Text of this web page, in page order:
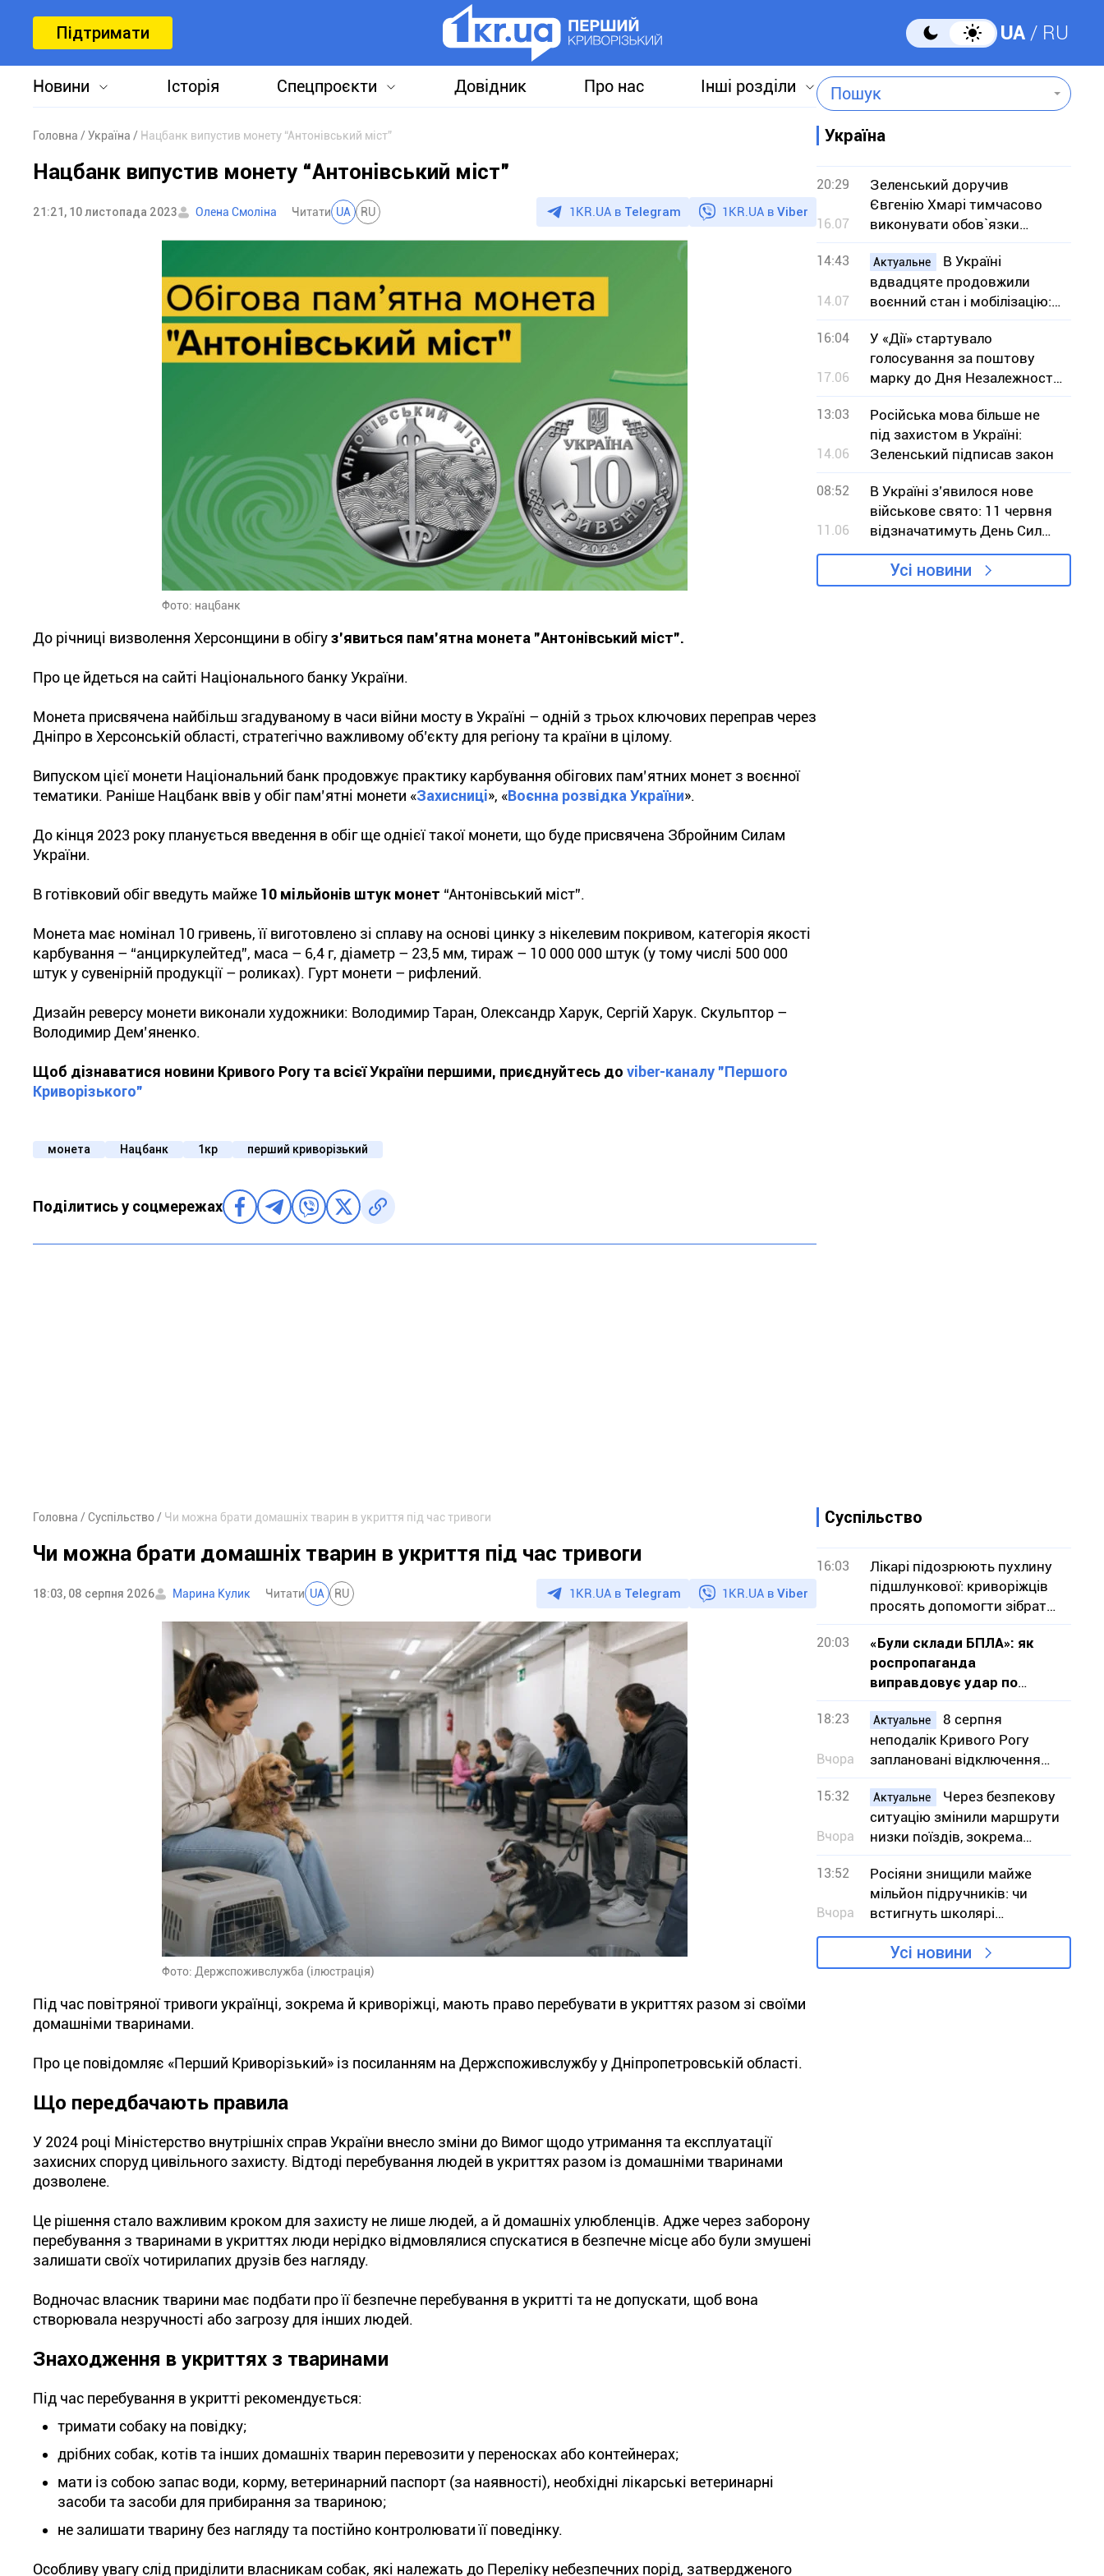
Підтримати UA RU
Новини Історія Спецпроєкти Довідник Про нас Інші розділи Пошук
Головна Україна Нацбанк випустив монету “Антонівський міст”
Нацбанк випустив монету “Антонівський міст”
21:21, 10 листопада 2023 Олена Смоліна Читати UA RU 1KR.UA в Telegram 1KR.UA в Viber
Фото: нацбанк
До річниці визволення Херсонщини в обігуз’явиться пам’ятна монета "Антонівський міст".
Про це йдеться на сайті Національного банку України.
Монета присвячена найбільш згадуваному в часи війни мосту в Україні – одній з трьох ключових переправ через
Дніпро в Херсонській області, стратегічно важливому об’єкту для регіону та країни в цілому.
Випуском цієї монети Національний банк продовжує практику карбування обігових пам’ятних монет з воєнної
тематики. Раніше Нацбанк ввів у обіг пам’ятні монети «Захисниці», «Воєнна розвідка України».
До кінця 2023 року планується введення в обіг ще однієї такої монети, що буде присвячена Збройним Силам
України.
В готівковий обіг введуть майже 10 мільйонів штук монет “Антонівський міст”.
Монета має номінал 10 гривень, її виготовлено зі сплаву на основі цинку з нікелевим покривом, категорія якості
карбування – “анциркулейтед”, маса – 6,4 г, діаметр – 23,5 мм, тираж – 10 000 000 штук (у тому числі 500 000
штук у сувенірній продукції – роликах). Гурт монети – рифлений.
Дизайн реверсу монети виконали художники: Володимир Таран, Олександр Харук, Сергій Харук. Скульптор –
Володимир Дем’яненко.
Щоб дізнаватися новини Кривого Рогу та всієї України першими, приєднуйтесь до viber-каналу "Першого
Криворізького"
монета Нацбанк 1кр перший криворізький
Поділитись у соцмережах
Україна
20:29
16.07
Зеленський доручив
Євгенію Хмарі тимчасово
виконувати обов`язки
міністра оборони
14:43
14.07
Актуальне
В Україні
вдвадцяте продовжили
воєнний стан і мобілізацію:
на який термін
16:04
17.06
У «Дії» стартувало
голосування за поштову
марку до Дня Незалежності
України
13:03
14.06
Російська мова більше не
під захистом в Україні:
Зеленський підписав закон
08:52
11.06
В Україні з’явилося нове
військове свято: 11 червня
відзначатимуть День Сил
безпілотних систем
Усі новини
Головна Суспільство Чи можна брати домашніх тварин в укриття під час тривоги
Чи можна брати домашніх тварин в укриття під час тривоги
18:03, 08 серпня 2026 Марина Кулик Читати UA RU 1KR.UA в Telegram 1KR.UA в Viber
Фото: Держспоживслужба (ілюстрація)
Під час повітряної тривоги українці, зокрема й криворіжці, мають право перебувати в укриттях разом зі своїми
домашніми тваринами.
Про це повідомляє «Перший Криворізький» із посиланням на Держспоживслужбу у Дніпропетровській області.
Що передбачають правила
У 2024 році Міністерство внутрішніх справ України внесло зміни до Вимог щодо утримання та експлуатації
захисних споруд цивільного захисту. Відтоді перебування людей в укриттях разом із домашніми тваринами
дозволене.
Це рішення стало важливим кроком для захисту не лише людей, а й домашніх улюбленців. Адже через заборону
перебування з тваринами в укриттях люди нерідко відмовлялися спускатися в безпечне місце або були змушені
залишати своїх чотирилапих друзів без нагляду.
Водночас власник тварини має подбати про її безпечне перебування в укритті та не допускати, щоб вона
створювала незручності або загрозу для інших людей.
Знаходження в укриттях з тваринами
Під час перебування в укритті рекомендується:
тримати собаку на повідку;
дрібних собак, котів та інших домашніх тварин перевозити у переносках або контейнерах;
мати із собою запас води, корму, ветеринарний паспорт (за наявності), необхідні лікарські ветеринарні
засоби та засоби для прибирання за твариною;
не залишати тварину без нагляду та постійно контролювати її поведінку.
Особливу увагу слід приділити власникам собак, які належать до Переліку небезпечних порід, затвердженого
Суспільство
16:03
Лікарі підозрюють пухлину
підшлункової: криворіжців
просять допомогти зібрати
кошти на операцію
20:03
«Були склади БПЛА»: як
роспропаганда
виправдовує удар по
Епіцентру в Кривому Розі
18:23
Вчора
Актуальне
8 серпня
неподалік Кривого Рогу
заплановані відключення
світла – адреси
15:32
Вчора
Актуальне
Через безпекову
ситуацію змінили маршрути
низки поїздів, зокрема
сполученням з Кривим
Рогом
13:52
Вчора
Росіяни знищили майже
мільйон підручників: чи
встигнуть школярі
отримати книги до
навчального року
Усі новини